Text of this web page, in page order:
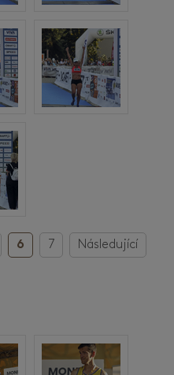
6 7
Následující